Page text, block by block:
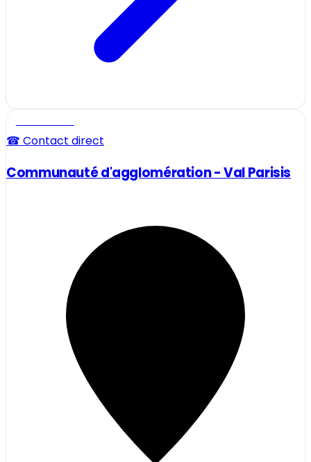
☎ Contact direct
Communauté d'agglomération - Val Parisis